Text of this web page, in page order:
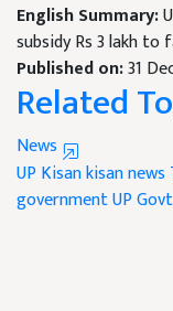
English Summary:
subsidy Rs 3 lakh
Published on:31
Related
News
UP Kisankisan news
governmentUP